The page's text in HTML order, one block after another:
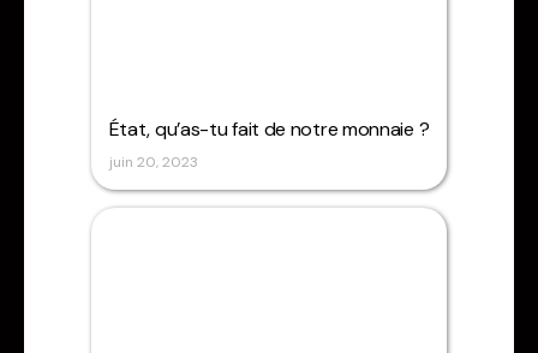
État, qu’as-tu fait de notre monnaie ?
juin 20, 2023